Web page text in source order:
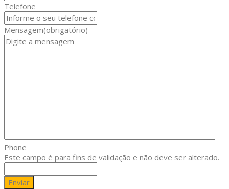
Telefone
Mensagem(obrigatório)
Phone
Este campo é para fins de validação e não deve ser alterado.